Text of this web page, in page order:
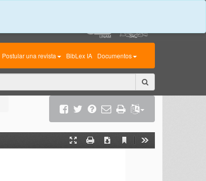
Postular una revista BibLex IA Documentos
Presentation
Print Download
Current